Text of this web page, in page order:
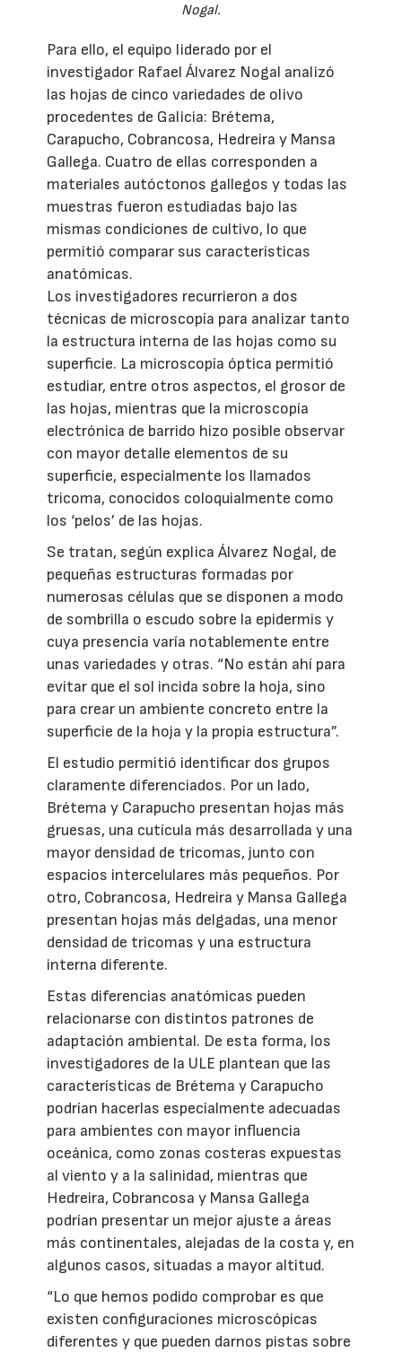
Nogal.
Para ello, el equipo liderado por el
investigador Rafael Álvarez Nogal analizó
las hojas de cinco variedades de olivo
procedentes de Galicia: Brétema,
Carapucho, Cobrancosa, Hedreira y Mansa
Gallega. Cuatro de ellas corresponden a
materiales autóctonos gallegos y todas las
muestras fueron estudiadas bajo las
mismas condiciones de cultivo, lo que
permitió comparar sus características
anatómicas.
Los investigadores recurrieron a dos
técnicas de microscopía para analizar tanto
la estructura interna de las hojas como su
superficie. La microscopía óptica permitió
estudiar, entre otros aspectos, el grosor de
las hojas, mientras que la microscopía
electrónica de barrido hizo posible observar
con mayor detalle elementos de su
superficie, especialmente los llamados
tricoma, conocidos coloquialmente como
los ‘pelos’ de las hojas.
Se tratan, según explica Álvarez Nogal, de
pequeñas estructuras formadas por
numerosas células que se disponen a modo
de sombrilla o escudo sobre la epidermis y
cuya presencia varía notablemente entre
unas variedades y otras. “No están ahí para
evitar que el sol incida sobre la hoja, sino
para crear un ambiente concreto entre la
superficie de la hoja y la propia estructura”.
El estudio permitió identificar dos grupos
claramente diferenciados. Por un lado,
Brétema y Carapucho presentan hojas más
gruesas, una cutícula más desarrollada y una
mayor densidad de tricomas, junto con
espacios intercelulares más pequeños. Por
otro, Cobrancosa, Hedreira y Mansa Gallega
presentan hojas más delgadas, una menor
densidad de tricomas y una estructura
interna diferente.
Estas diferencias anatómicas pueden
relacionarse con distintos patrones de
adaptación ambiental. De esta forma, los
investigadores de la ULE plantean que las
características de Brétema y Carapucho
podrían hacerlas especialmente adecuadas
para ambientes con mayor influencia
oceánica, como zonas costeras expuestas
al viento y a la salinidad, mientras que
Hedreira, Cobrancosa y Mansa Gallega
podrían presentar un mejor ajuste a áreas
más continentales, alejadas de la costa y, en
algunos casos, situadas a mayor altitud.
“Lo que hemos podido comprobar es que
existen configuraciones microscópicas
diferentes y que pueden darnos pistas sobre